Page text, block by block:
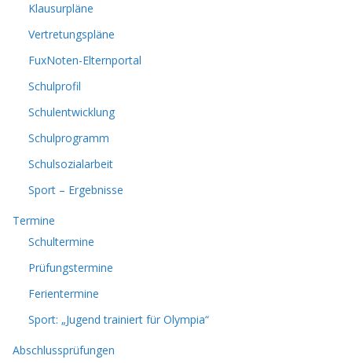
Klausurpläne
Vertretungspläne
FuxNoten-Elternportal
Schulprofil
Schulentwicklung
Schulprogramm
Schulsozialarbeit
Sport – Ergebnisse
Termine
Schultermine
Prüfungstermine
Ferientermine
Sport: „Jugend trainiert für Olympia“
Abschlussprüfungen